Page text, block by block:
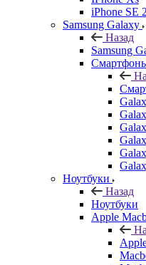
iPhone SE
Samsung Galaxy
Назад
Samsung
Ноутбуки
Назад
Ноутбуки
Apple